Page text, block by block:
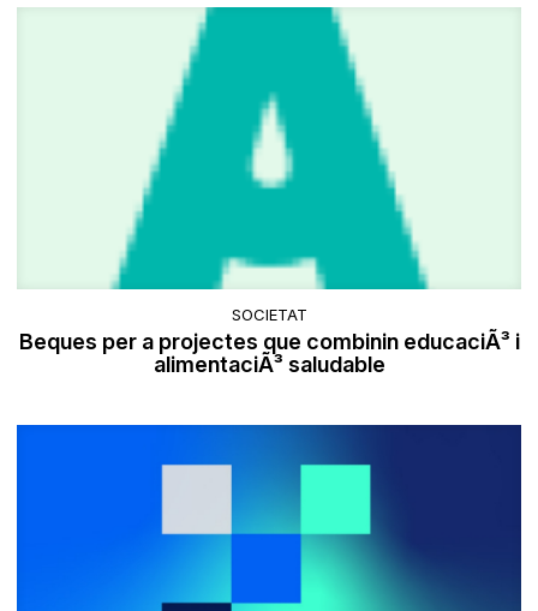
SOCIETAT
Beques per a projectes que combinin educaciÃ³ i
alimentaciÃ³ saludable